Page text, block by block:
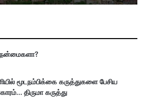
மூடநம்பிக்கை கருத்துகளை பேசிய
திருமா கருத்து